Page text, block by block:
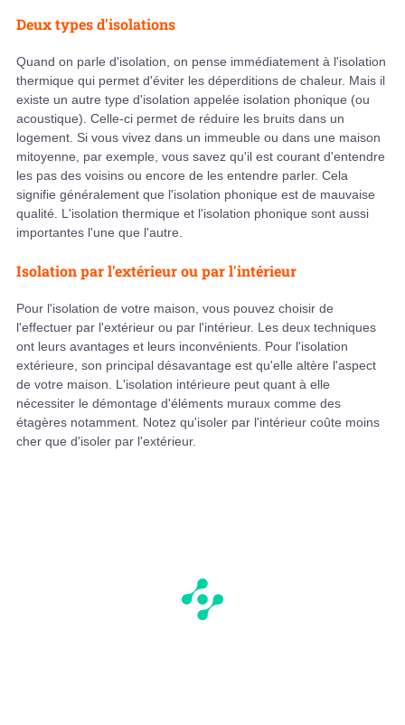
Deux types d'isolations
Quand on parle d'isolation, on pense immédiatement à l'isolation
thermique qui permet d'éviter les déperditions de chaleur. Mais il
existe un autre type d'isolation appelée isolation phonique (ou
acoustique). Celle-ci permet de réduire les bruits dans un
logement. Si vous vivez dans un immeuble ou dans une maison
mitoyenne, par exemple, vous savez qu'il est courant d'entendre
les pas des voisins ou encore de les entendre parler. Cela
signifie généralement que l'isolation phonique est de mauvaise
qualité. L'isolation thermique et l'isolation phonique sont aussi
importantes l'une que l'autre.
Isolation par l'extérieur ou par l'intérieur
Pour l'isolation de votre maison, vous pouvez choisir de
l'effectuer par l'extérieur ou par l'intérieur. Les deux techniques
ont leurs avantages et leurs inconvénients. Pour l'isolation
extérieure, son principal désavantage est qu'elle altère l'aspect
de votre maison. L'isolation intérieure peut quant à elle
nécessiter le démontage d'éléments muraux comme des
étagères notamment. Notez qu'isoler par l'intérieur coûte moins
cher que d'isoler par l'extérieur.